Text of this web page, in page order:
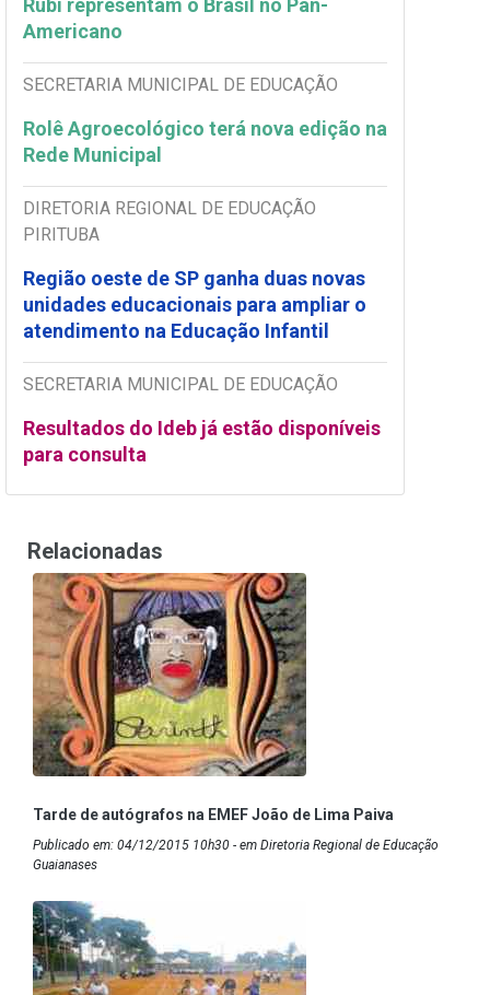
Rubi representam o Brasil no Pan-
Americano
SECRETARIA MUNICIPAL DE EDUCAÇÃO
Rolê Agroecológico terá nova edição na
Rede Municipal
DIRETORIA REGIONAL DE EDUCAÇÃO
PIRITUBA
Região oeste de SP ganha duas novas
unidades educacionais para ampliar o
atendimento na Educação Infantil
SECRETARIA MUNICIPAL DE EDUCAÇÃO
Resultados do Ideb já estão disponíveis
para consulta
Relacionadas
Tarde de autógrafos na EMEF João de Lima Paiva
Publicado em: 04/12/2015 10h30 - em Diretoria Regional de Educação
Guaianases